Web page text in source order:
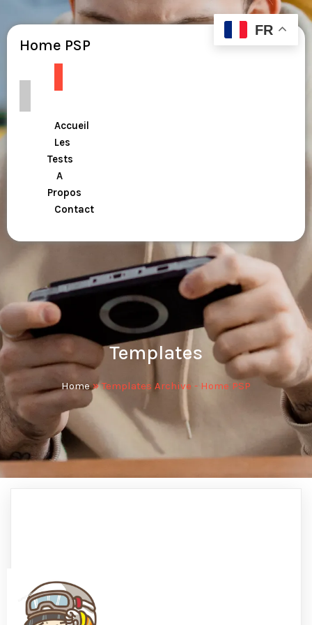
Home PSP
Accueil
Les
Tests
A
Propos
Contact
Templates
Home»Templates Archive - Home PSP
FR